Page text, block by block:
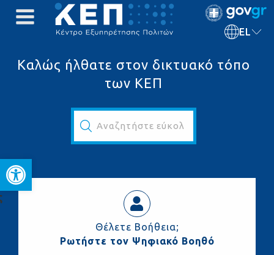
Ανοίξτε τη γραμμή
EL
Καλώς ήλθατε στον δικτυακό τόπο
των ΚΕΠ
Αναζητήστε εύκολα και γρήγορα...
Θέλετε Βοήθεια;
Ρωτήστε τον Ψηφιακό Βοηθό